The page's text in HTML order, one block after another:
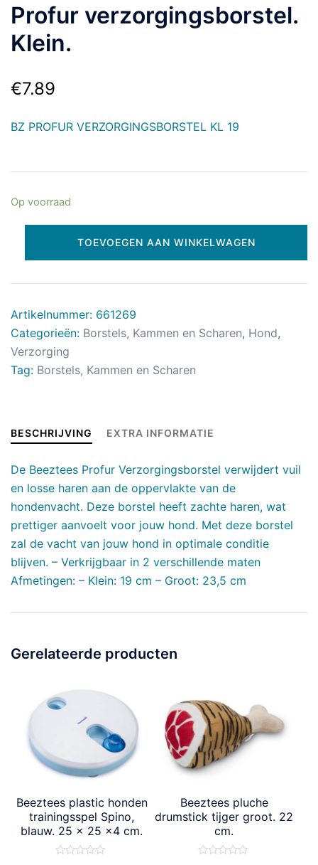
Profur verzorgingsborstel.
Klein.
€7.89
BZ PROFUR VERZORGINGSBORSTEL KL 19
Op voorraad
TOEVOEGEN AAN WINKELWAGEN
Artikelnummer: 661269
Categorieën: Borstels, Kammen en Scharen, Hond,
Verzorging
Tag: Borstels, Kammen en Scharen
BESCHRIJVING EXTRA INFORMATIE
De Beeztees Profur Verzorgingsborstel verwijdert vuil
en losse haren aan de oppervlakte van de
hondenvacht. Deze borstel heeft zachte haren, wat
prettiger aanvoelt voor jouw hond. Met deze borstel
zal de vacht van jouw hond in optimale conditie
blijven. – Verkrijgbaar in 2 verschillende maten
Afmetingen: – Klein: 19 cm – Groot: 23,5 cm
Gerelateerde producten
Beeztees plastic honden
trainingsspel Spino,
blauw. 25 x 25 x4 cm.
Beeztees pluche
drumstick tijger groot. 22
cm.